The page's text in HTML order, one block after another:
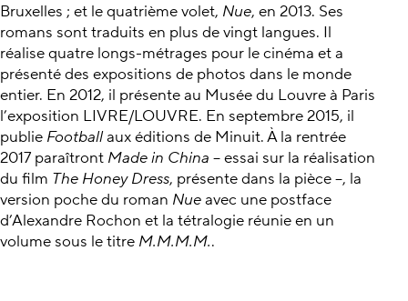
Bruxelles ; et le quatrième volet, Nue, en 2013. Ses
romans sont traduits en plus de vingt langues. Il
réalise quatre longs-métrages pour le cinéma et a
présenté des expositions de photos dans le monde
entier. En 2012, il présente au Musée du Louvre à Paris
l’exposition LIVRE/LOUVRE. En septembre 2015, il
publie Footballaux éditions de Minuit. À la rentrée
2017 paraîtront Made in China – essai sur la réalisation
du film The Honey Dress, présente dans la pièce –, la
version poche du roman Nueavec une postface
d’Alexandre Rochon et la tétralogie réunie en un
volume sous le titre M.M.M.M..